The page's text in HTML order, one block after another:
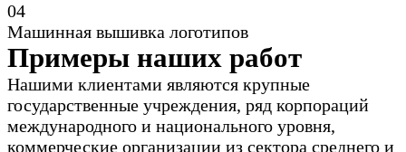
04
Машинная вышивка логотипов
Примеры наших работ
Нашими клиентами являются крупные
государственные учреждения, ряд корпораций
международного и национального уровня,
коммерческие организации из сектора среднего и